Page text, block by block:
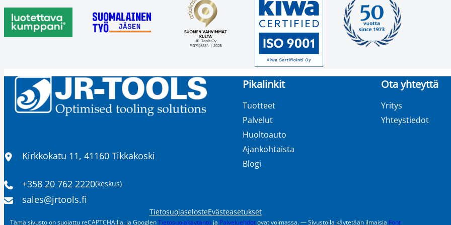
Sijainti
Kirkkokatu 11, 41160 Tikkakoski
Puhelinnumero
+358 20 762 2220(keskus)
Sähköpostiosoite
sales​@jrtools.fi
Pikalinkit
Tuotteet
Palvelut
Huoltoauto
Ajankohtaista
Blogi
Ota yhteyttä
Yritys
Yhteystiedot
TietosuojaselosteEvästeasetukset
Tämä sivusto on suojattu reCAPTCHA:lla, ja GooglenTietosuojakäytäntö ja Palveluehdotovat voimassa. — Sivustolla käytetään ilmaisia Font